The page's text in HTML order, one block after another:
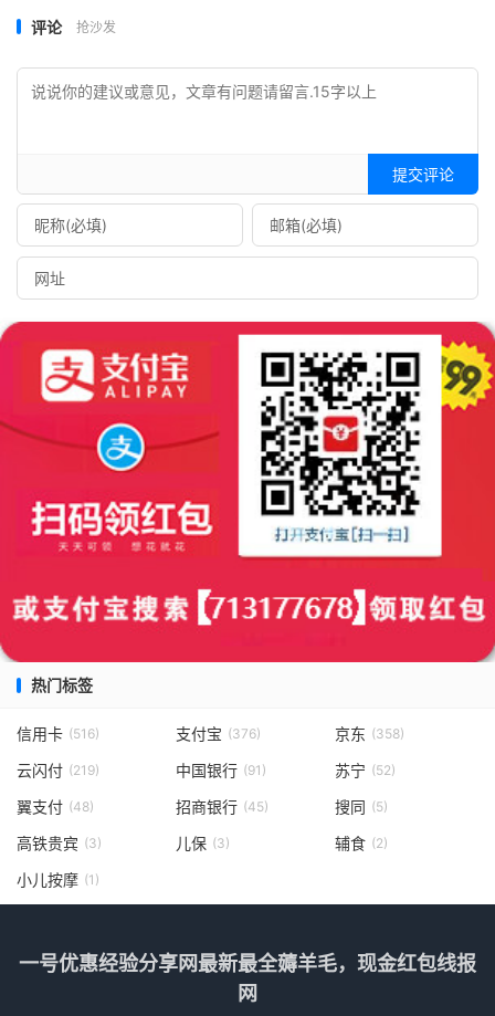
评论 抢沙发
提交评论
热门标签
信用卡 (516) 支付宝 (376) 京东 (358)
云闪付 (219) 中国银行 (91) 苏宁 (52)
翼支付 (48) 招商银行 (45) 搜同 (5)
高铁贵宾 (3) 儿保 (3) 辅食 (2)
小儿按摩 (1)
一号优惠经验分享网最新最全薅羊毛，现金红包线报
网